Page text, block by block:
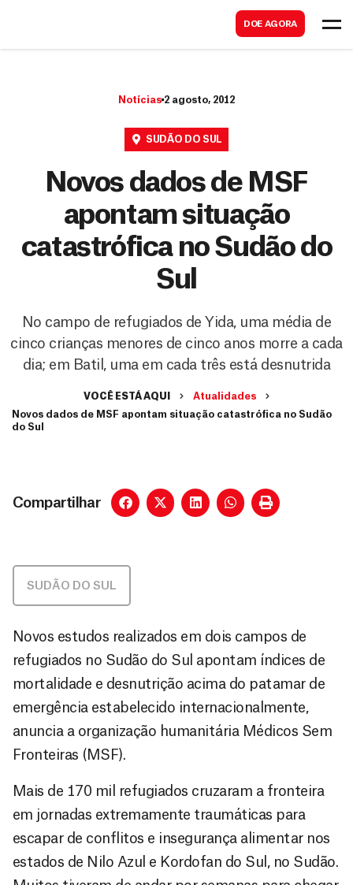
DOE AGORA
Notícias 2 agosto, 2012
SUDÃO DO SUL
Novos dados de MSF
apontam situação
catastrófica no Sudão do
Sul
No campo de refugiados de Yida, uma média de
cinco crianças menores de cinco anos morre a cada
dia; em Batil, uma em cada três está desnutrida
VOCÊ ESTÁ AQUI
Atualidades
Novos dados de MSF apontam situação catastrófica no Sudão
do Sul
Compartilhar
SUDÃO DO SUL
Novos estudos realizados em dois campos de
refugiados no Sudão do Sul apontam índices de
mortalidade e desnutrição acima do patamar de
emergência estabelecido internacionalmente,
anuncia a organização humanitária Médicos Sem
Fronteiras (MSF).
Mais de 170 mil refugiados cruzaram a fronteira
em jornadas extremamente traumáticas para
escapar de conflitos e insegurança alimentar nos
estados de Nilo Azul e Kordofan do Sul, no Sudão.
a
r